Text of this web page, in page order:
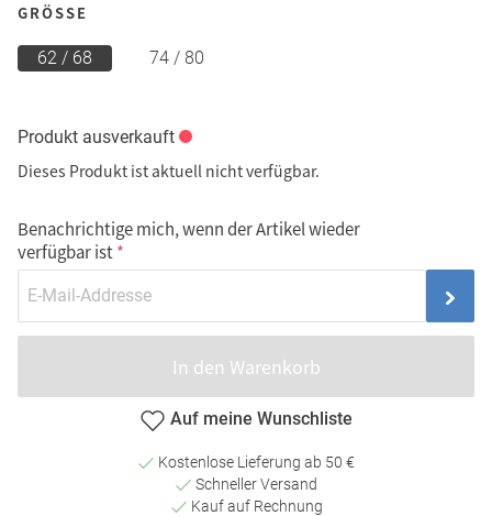
GRÖSSE
62 / 68 74 / 80
Produkt ausverkauft
Dieses Produkt ist aktuell nicht verfügbar.
Benachrichtige mich, wenn der Artikel wieder
verfügbar ist
In den Warenkorb
Auf meine Wunschliste
Kostenlose Lieferung ab 50 €
Schneller Versand
Kauf auf Rechnung